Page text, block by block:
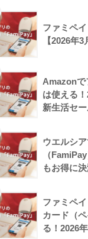
ファミペ
【2026年3
Amazonで
は使える
新生活セ
ウエルシ
（
もお得に
ファミペ
カード（
る！2026